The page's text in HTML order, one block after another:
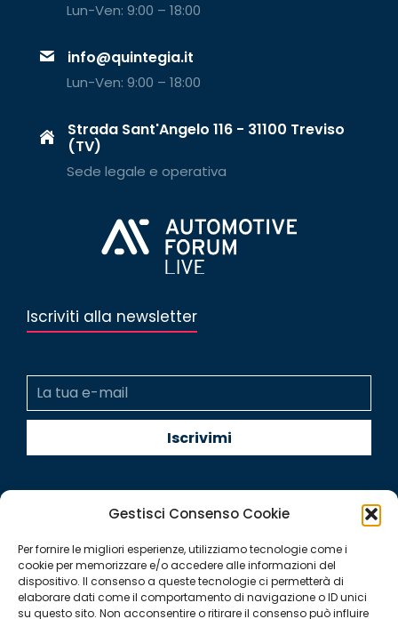
Gestisci Consenso Cookie
Per fornire le migliori esperienze, utilizziamo tecnologie come i
cookie per memorizzare e/o accedere alle informazioni del
dispositivo. Il consenso a queste tecnologie ci permetterà di
elaborare dati come il comportamento di navigazione o ID unici
su questo sito. Non acconsentire o ritirare il consenso può influire
Lun-Ven: 9:00 – 18:00
info@quintegia.it
Lun-Ven: 9:00 – 18:00
Strada Sant'Angelo 116 - 31100 Treviso
(TV)
Sede legale e operativa
Iscriviti alla newsletter
Quintegia S.p.a. a Socio Unico
Soggetta a Direzione e Coordinamento di Q Future Srl P.I. e
C.F. 05507380268